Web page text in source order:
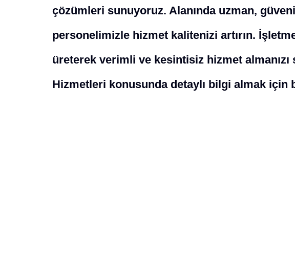
çözümleri sunuyoruz. Alanında uzman,
personelimizle hizmet kalitenizi artırın.
üreterek verimli ve kesintisiz hizmet almanızı
Hizmetleri konusunda detaylı bilgi almak için